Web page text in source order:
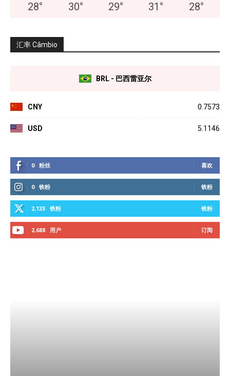
28° 30° 29° 31 ° 28°
汇率 Câmbio
BRL - 巴西雷亚尔
CNY 0.7573
USD 5.1146
0 粉丝 喜欢
0 铁粉 铁粉
2,133 铁粉 铁粉
2,688 用户 订阅